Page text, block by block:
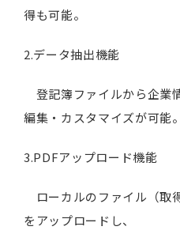
得も可能。
2.データ抽出機能
登記簿ファイルから企業
編集・カスタマイズが可能。
3.PDFアップロード機能
ローカルのファイル（取
をアップロードし、